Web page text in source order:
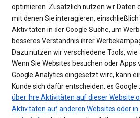
optimieren. Zusätzlich nutzen wir Daten
mit denen Sie interagieren,
Aktivitäten in der Google Suche, um
besseres Verständnis ihrer
Dazu nutzen wir verschiedene Tools, wie
Wenn Sie Websites besuchen oder Apps
Google Analytics eingesetzt wird, kann
Kunde sich dafür entscheiden, es Google
über Ihre Aktivitäten auf dieser Website
Aktivitäten auf anderen Websites oder in